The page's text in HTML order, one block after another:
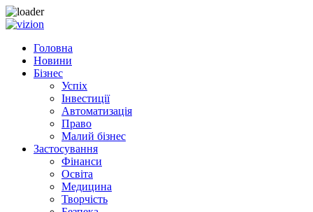
Skip to content
Головна
Новини
Бізнес
Успіх
Інвестиції
Автоматизація
Право
Малий бізнес
Застосування
Фінанси
Освіта
Медицина
Творчість